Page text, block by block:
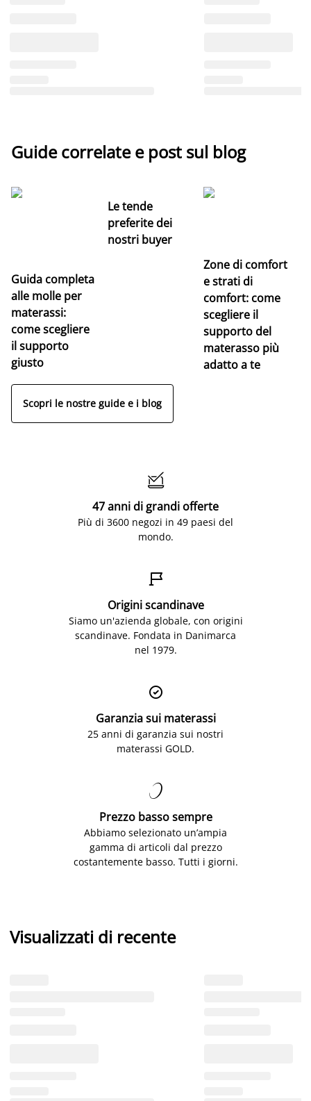
Guide correlate e post sul blog
Guida completa
alle molle per
materassi:
come scegliere
il supporto
giusto
Le tende
preferite dei
nostri buyer
Zone di comfort
e strati di
comfort: come
scegliere il
supporto del
materasso più
adatto a te
Scopri le nostre guide e i blog

47 anni di grandi offerte
Più di 3600 negozi in 49 paesi del
mondo.

Origini scandinave
Siamo un'azienda globale, con origini
scandinave. Fondata in Danimarca
nel 1979.

Garanzia sui materassi
25 anni di garanzia sui nostri
materassi GOLD.

Prezzo basso sempre
Abbiamo selezionato un’ampia
gamma di articoli dal prezzo
costantemente basso. Tutti i giorni.
Visualizzati di recente